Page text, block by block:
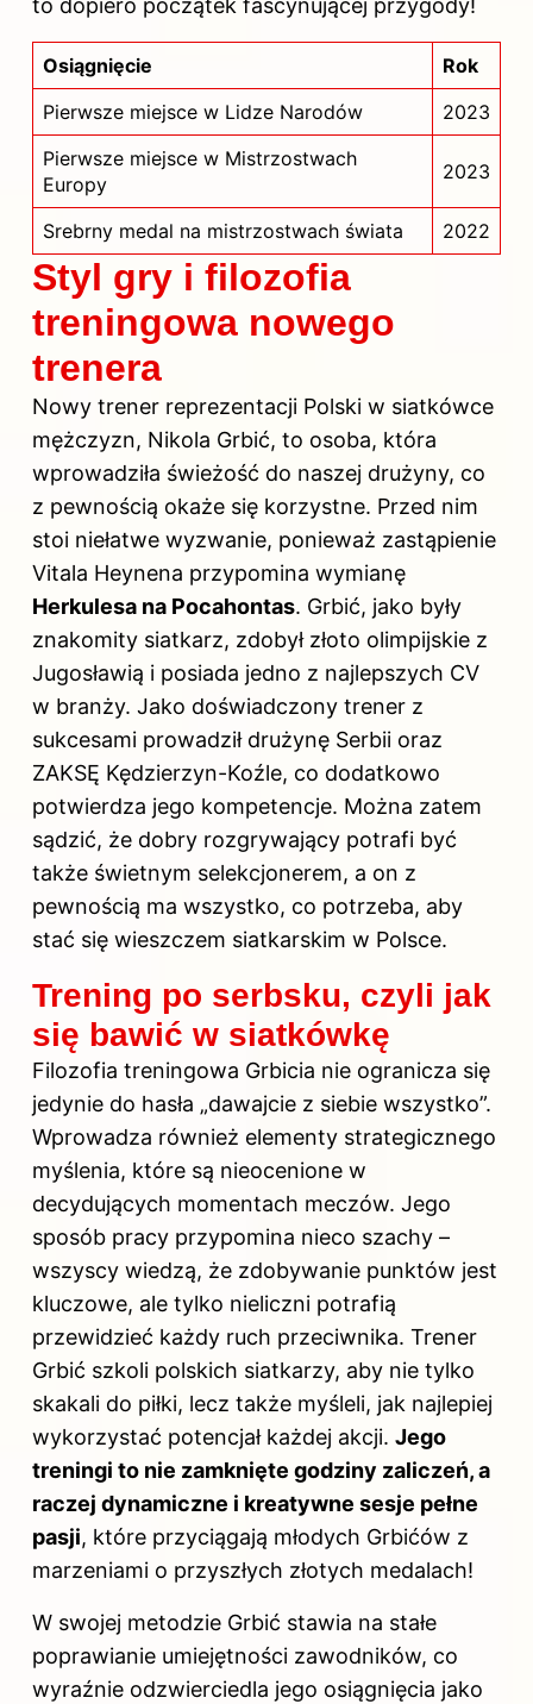
to dopiero początek fascynującej przygody!
Osiągnięcie
Rok
Pierwsze miejsce w Lidze Narodów
2023
Pierwsze miejsce w Mistrzostwach
Europy
2023
Srebrny medal na mistrzostwach świata 2022
Styl gry i filozofia
treningowa nowego
trenera
Nowy trener reprezentacji Polski w siatkówce
mężczyzn, Nikola Grbić, to osoba, która
wprowadziła świeżość do naszej drużyny, co
z pewnością okaże się korzystne. Przed nim
stoi niełatwe wyzwanie, ponieważ zastąpienie
Vitala Heynena przypomina wymianę
Herkulesa na Pocahontas. Grbić, jako były
znakomity siatkarz, zdobył złoto olimpijskie z
Jugosławią i posiada jedno z najlepszych CV
w branży. Jako doświadczony trener z
sukcesami prowadził drużynę Serbii oraz
ZAKSĘ Kędzierzyn-Koźle, co dodatkowo
potwierdza jego kompetencje. Można zatem
sądzić, że dobry rozgrywający potrafi być
także świetnym selekcjonerem, a on z
pewnością ma wszystko, co potrzeba, aby
stać się wieszczem siatkarskim w Polsce.
Trening po serbsku, czyli jak
się bawić w siatkówkę
Filozofia treningowa Grbicia nie ogranicza się
jedynie do hasła „dawajcie z siebie wszystko”.
Wprowadza również elementy strategicznego
myślenia, które są nieocenione w
decydujących momentach meczów. Jego
sposób pracy przypomina nieco szachy –
wszyscy wiedzą, że zdobywanie punktów jest
kluczowe, ale tylko nieliczni potrafią
przewidzieć każdy ruch przeciwnika. Trener
Grbić szkoli polskich siatkarzy, aby nie tylko
skakali do piłki, lecz także myśleli, jak najlepiej
wykorzystać potencjał każdej akcji. Jego
treningi to nie zamknięte godziny zaliczeń, a
raczej dynamiczne i kreatywne sesje pełne
pasji, które przyciągają młodych Grbićów z
marzeniami o przyszłych złotych medalach!
W swojej metodzie Grbić stawia na stałe
poprawianie umiejętności zawodników, co
wyraźnie odzwierciedla jego osiągnięcia jako